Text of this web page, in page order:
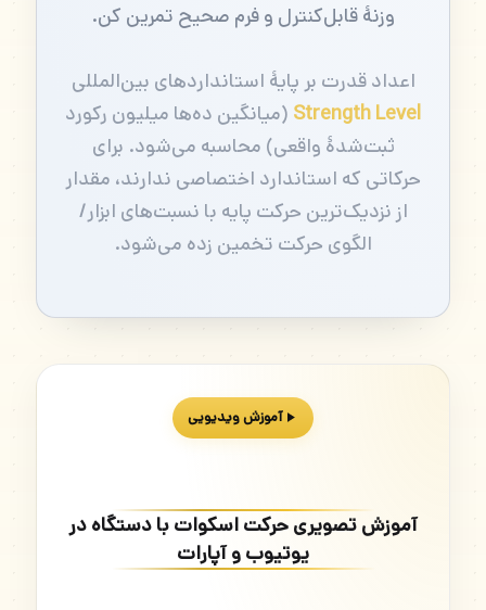
وزنهٔ قابل‌کنترل و فرم صحیح تمرین کن.
اعداد قدرت بر پایهٔ استانداردهای بین‌المللی
Strength Level (میانگین ده‌ها میلیون رکورد
ثبت‌شدهٔ واقعی) محاسبه می‌شود. برای
حرکاتی که استاندارد اختصاصی ندارند، مقدار
از نزدیک‌ترین حرکت پایه با نسبت‌های ابزار/
الگوی حرکت تخمین زده می‌شود.
آموزش ویدیویی
آموزش تصویری حرکت اسکوات با دستگاه در
یوتیوب و آپارات